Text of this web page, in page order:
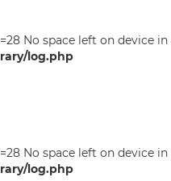
No space left on device in
log.php
No space left on device in
log.php